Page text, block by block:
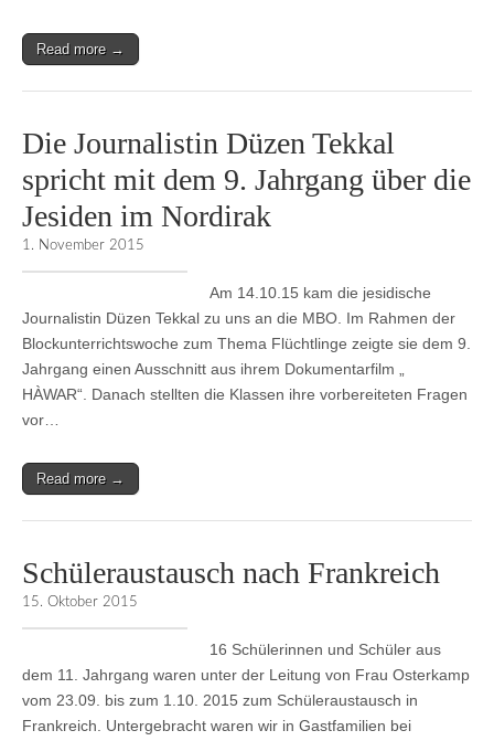
Read more →
Die Journalistin Düzen Tekkal
spricht mit dem 9. Jahrgang über die
Jesiden im Nordirak
1. November 2015
Am 14.10.15 kam die jesidische
Journalistin Düzen Tekkal zu uns an die MBO. Im Rahmen der
Blockunterrichtswoche zum Thema Flüchtlinge zeigte sie dem 9.
Jahrgang einen Ausschnitt aus ihrem Dokumentarfilm „
HÀWAR“. Danach stellten die Klassen ihre vorbereiteten Fragen
vor…
Read more →
Schüleraustausch nach Frankreich
15. Oktober 2015
16 Schülerinnen und Schüler aus
dem 11. Jahrgang waren unter der Leitung von Frau Osterkamp
vom 23.09. bis zum 1.10. 2015 zum Schüleraustausch in
Frankreich. Untergebracht waren wir in Gastfamilien bei